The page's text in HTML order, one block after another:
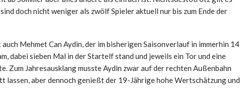
sind doch nicht weniger als zwölf Spieler aktuell nur bis zum Ende der
Mehmet Can Aydin, der im bisherigen Saisonverlauf in immerhin 14
dabei sieben Mal in der Startelf stand und jeweils ein Tor und eine
Zum Jahresausklang musste Aydin zwar auf der rechten Außenbahn
lassen, aber dennoch genießt der 19-Jährige hohe Wertschätzung und